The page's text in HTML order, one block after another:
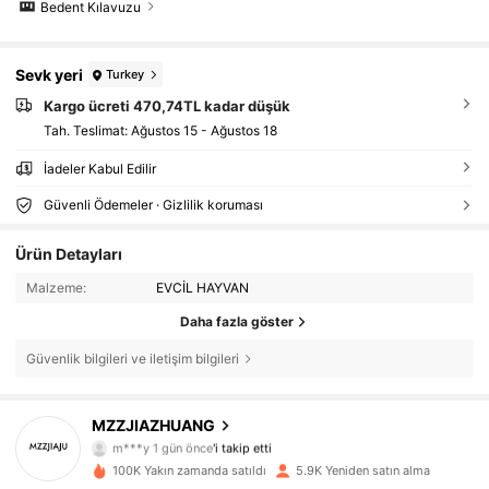
Bedent Kılavuzu
Sevk yeri Turkey
Kargo ücreti 470,74TL kadar düşük
Tah. Teslimat: Ağustos 15 - Ağustos 18
İadeler Kabul Edilir
Güvenli Ödemeler · Gizlilik koruması
Ürün Detayları
Malzeme: EVCİL HAYVAN
Daha fazla göster
Güvenlik bilgileri ve iletişim bilgileri
MZZJIAZHUANG
4,68
832 Takipçiler
m***y 1 gün önce'i takip etti
100K Yakın zamanda satıldı 5.9K Yeniden satın alma